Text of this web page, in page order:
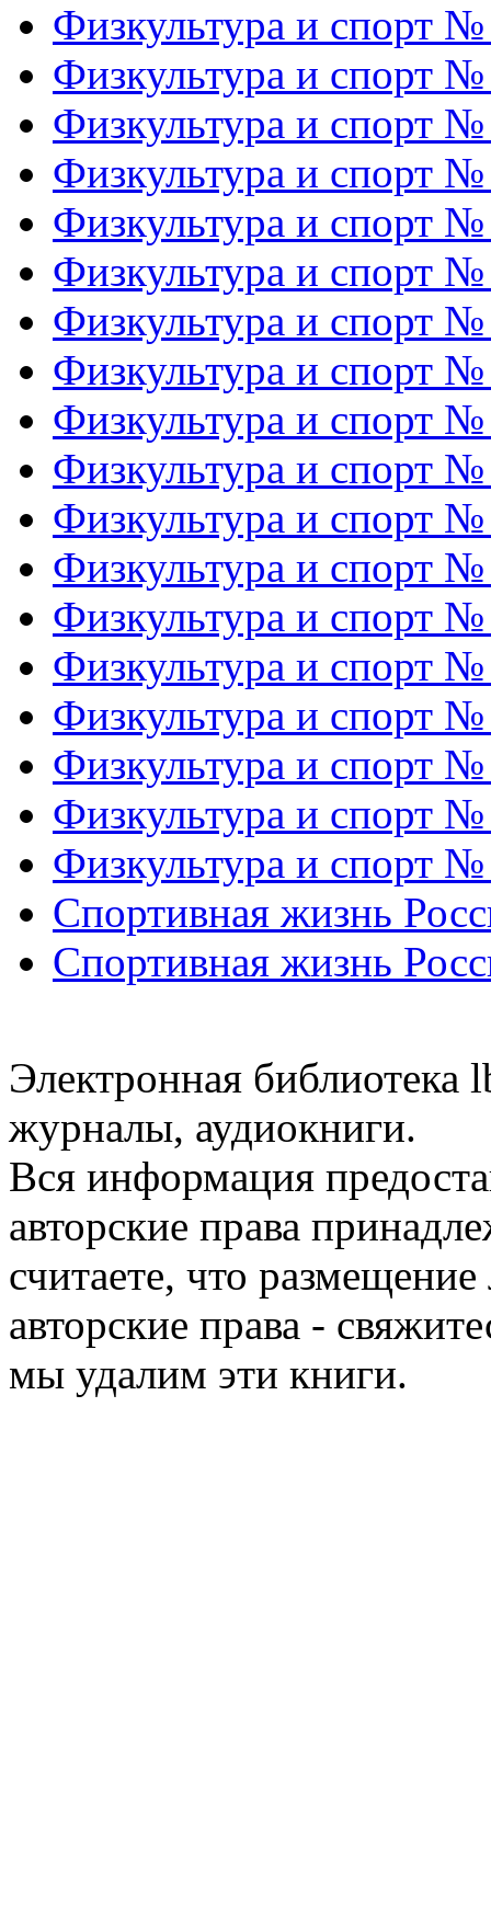
Физкультура и спорт
Физкультура и спорт
Физкультура и спорт
Физкультура и спорт
Физкультура и спорт
Физкультура и спорт
Физкультура и спорт
Физкультура и спорт
Физкультура и спорт
Физкультура и спорт
Физкультура и спорт
Физкультура и спорт
Физкультура и спорт
Физкультура и спорт
Физкультура и спорт
Физкультура и спорт
Физкультура и спорт
Физкультура и спорт
Спортивная жизнь
Спортивная жизнь
Электронная библиотека
журналы, аудиокниги.
Вся информация
авторские права
считаете, что
авторские права -
мы удалим эти книги.